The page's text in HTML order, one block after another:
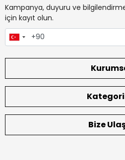
Kampanya, duyuru ve
için kayıt olun.
Bize